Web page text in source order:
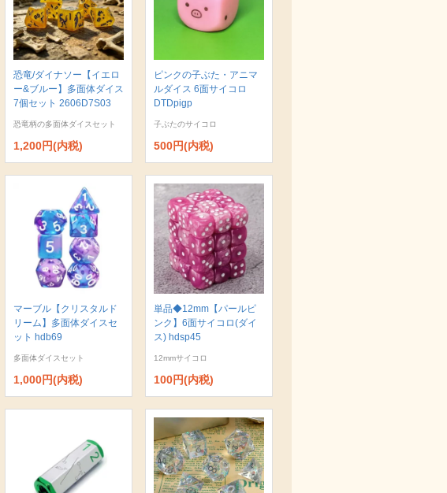
恐竜/ダイナソー【イエロ
ー&ブルー】多面体ダイス
7個セット 2606D7S03
恐竜柄の多面体ダイスセット
1,200円(内税)
ピンクの子ぶた・アニマ
ルダイス 6面サイコロ
DTDpigp
子ぶたのサイコロ
500円(内税)
マーブル【クリスタルド
リーム】多面体ダイスセ
ット hdb69
多面体ダイスセット
1,000円(内税)
単品◆12mm【パールピ
ンク】6面サイコロ(ダイ
ス) hdsp45
12mmサイコロ
100円(内税)